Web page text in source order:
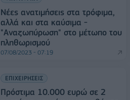
Νέες ανατιμήσεις στα τρόφιμα,
αλλά και στα καύσιμα -
"Αναζωπύρωση" στο μέτωπο του
πληθωρισμού
07/08/2023 - 07:19
ΕΠΙΧΕΙΡΗΣΕΙΣ
Πρόστιμα 10.000 ευρώ σε 2